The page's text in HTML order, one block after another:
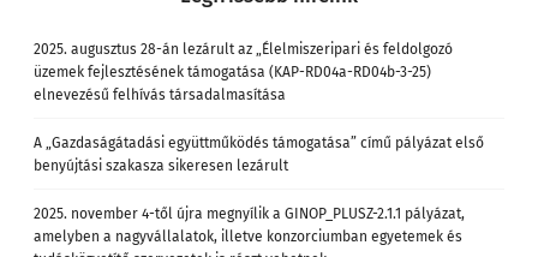
2025. augusztus 28-án lezárult az „Élelmiszeripari és feldolgozó
üzemek fejlesztésének támogatása (KAP-RD04a-RD04b-3-25)
elnevezésű felhívás társadalmasítása
A „Gazdaságátadási együttműködés támogatása” című pályázat első
benyújtási szakasza sikeresen lezárult
2025. november 4-től újra megnyílik a GINOP_PLUSZ-2.1.1 pályázat,
amelyben a nagyvállalatok, illetve konzorciumban egyetemek és